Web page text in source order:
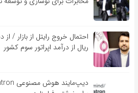
ریال از درآمد اپراتور سوم کشور